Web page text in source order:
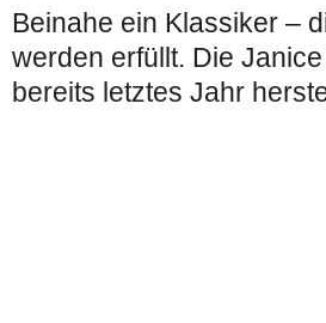
Beinahe ein Klassiker –
werden erfüllt. Die
bereits letztes Jahr